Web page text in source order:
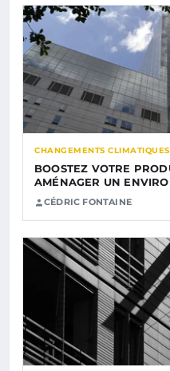
CHANGEMENTS CLIMATIQUES
BOOSTEZ VOTRE
AMÉNAGER UN
CÉDRIC FONTAINE